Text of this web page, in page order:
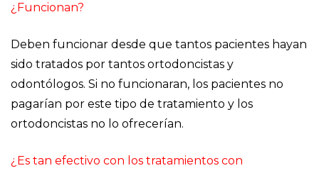
¿Funcionan?
Deben funcionar desde que tantos pacientes hayan
sido tratados por tantos ortodoncistas y
odontólogos. Si no funcionaran, los pacientes no
pagarían por este tipo de tratamiento y los
ortodoncistas no lo ofrecerían.
¿Es tan efectivo con los tratamientos con